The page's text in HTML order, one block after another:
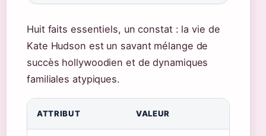
Huit faits essentiels, un constat : la vie de
Kate Hudson est un savant mélange de
succès hollywoodien et de dynamiques
familiales atypiques.
ATTRIBUT VALEUR